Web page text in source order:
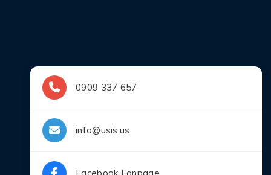
0909 337 657
info@usis.us